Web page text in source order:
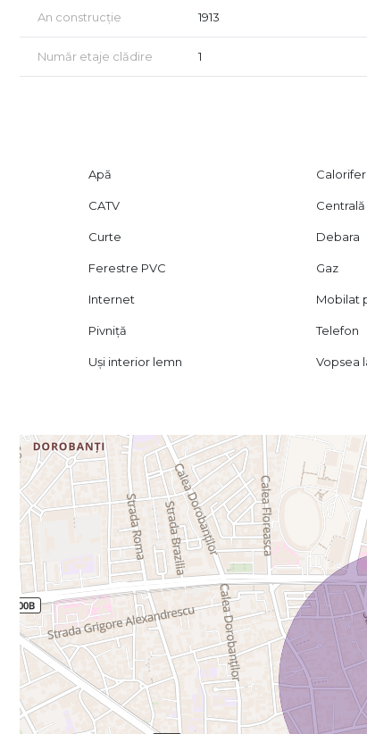
In cazul in care oferta noastra v-a captat atentia,
Acordam asistenta GRATUITA pentru persoanele
An construcție 1913
Număr etaje clădire 1
Apă
CATV
Curte Debara
Ferestre PVC Gaz
Internet Mobilat
Pivniță Telefon
Uși interior lemn Vopsea